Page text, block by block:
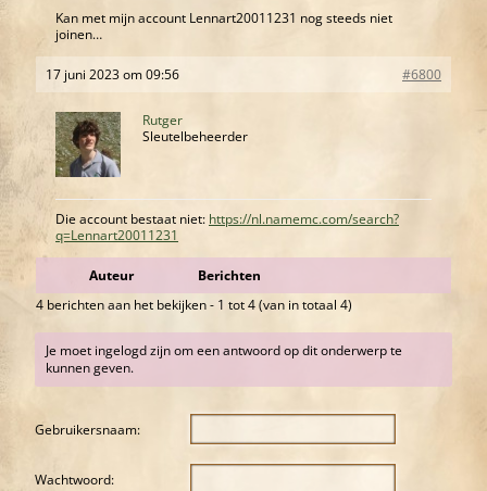
Kan met mijn account Lennart20011231 nog steeds niet
joinen…
17 juni 2023 om 09:56 #6800
Rutger
Sleutelbeheerder
Die account bestaat niet: https://nl.namemc.com/search?
q=Lennart20011231
Auteur
Berichten
4 berichten aan het bekijken - 1 tot 4 (van in totaal 4)
Je moet ingelogd zijn om een antwoord op dit onderwerp te
kunnen geven.
Gebruikersnaam:
Wachtwoord: